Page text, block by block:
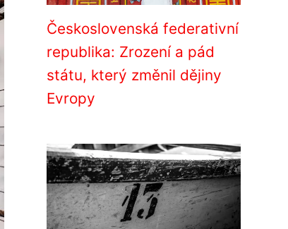
Československá federativní
republika: Zrození a pád
státu, který změnil dějiny
Evropy